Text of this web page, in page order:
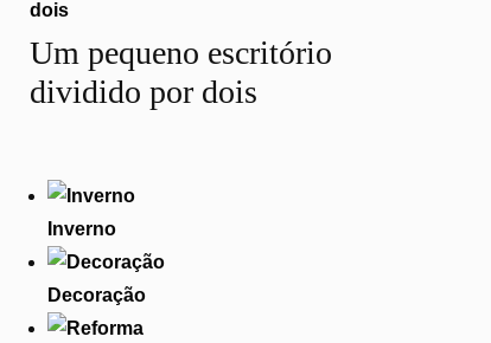
Um pequeno escritório
dividido por dois
Inverno
Decoração